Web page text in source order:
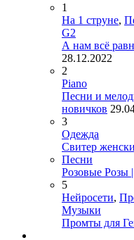
1
На 1 струне,
G2
А нам всё
28.12.2022
2
Piano
Песни и
новичков
3
Одежда
Свитер
Песни
Розовые Розы
5
Нейросети,
Музыки
Промты для